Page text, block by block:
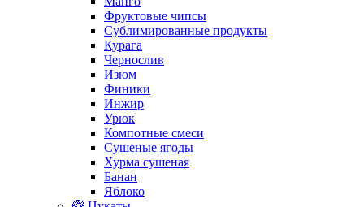
Фруктовые чипсы
Сублимированные продукты
Курага
Чернослив
Изюм
Финики
Инжир
Урюк
Компотные смеси
Сушеные ягоды
Хурма сушеная
Банан
Яблоко